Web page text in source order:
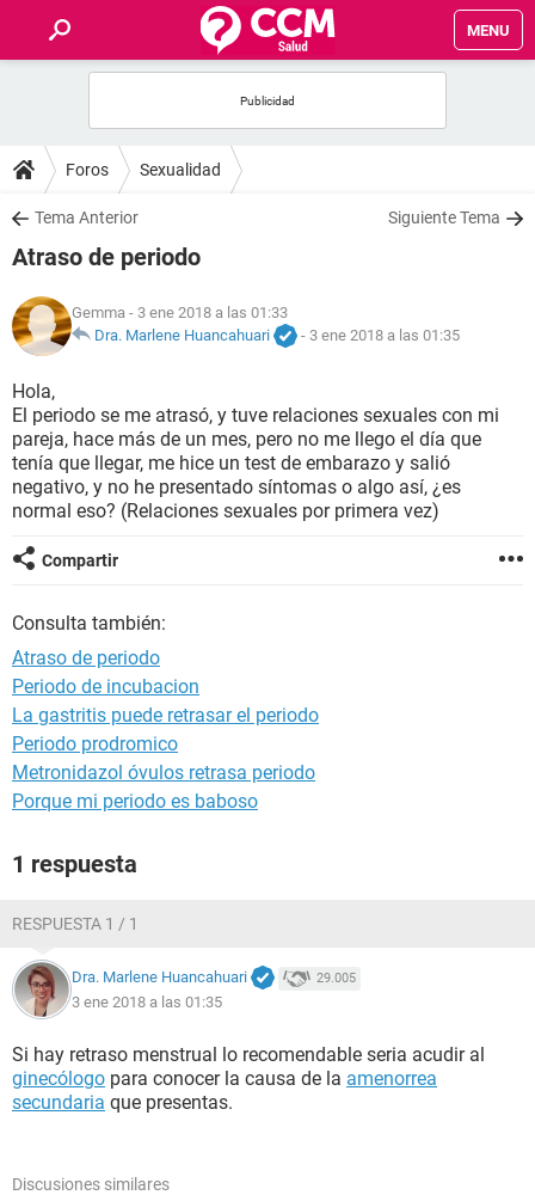
MENU
FOROS
SALUD
NUTRICIÓN
BIENESTAR
SEXUALIDAD
GLOSARIO
Foros Sexualidad
Tema Anterior Siguiente Tema
Atraso de periodo
Gemma - 3 ene 2018 a las 01:33
Dra. Marlene Huancahuari
- 3 ene 2018 a las 01:35
Hola,
El periodo se me atrasó, y tuve relaciones sexuales con mi
pareja, hace más de un mes, pero no me llego el día que
tenía que llegar, me hice un test de embarazo y salió
negativo, y no he presentado síntomas o algo así, ¿es
normal eso? (Relaciones sexuales por primera vez)
Compartir
Consulta también:
Atraso de periodo
Periodo de incubacion
La gastritis puede retrasar el periodo
Periodo prodromico
Metronidazol óvulos retrasa periodo
Porque mi periodo es baboso
1 respuesta
RESPUESTA 1 / 1
Dra. Marlene Huancahuari 29.005
3 ene 2018 a las 01:35
Si hay retraso menstrual lo recomendable seria acudir al
ginecólogo para conocer la causa de la amenorrea
secundaria que presentas.
Discusiones similares